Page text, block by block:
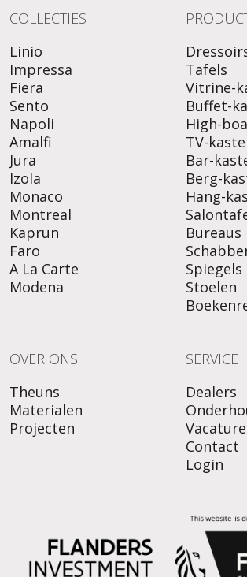
COLLECTIES
Linio
Impressa
Fiera
Sento
Napoli
Amalfi
Jura
Izola
Monaco
Montreal
Kaprun
Faro
A La Carte
Modena
Tafels
Vitrine-
Buffet-
High-
TV-
Bar-
Berg-
Hang-
Bureaus
Spiegels
Stoelen
OVER ONS
Theuns
Materialen
Projecten
SERVICE
Dealers
Contact
Login